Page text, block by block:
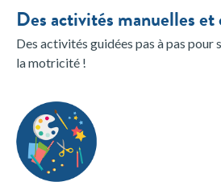
Des activités manuelles et
Des activités guidées pas à pas
la motricité !